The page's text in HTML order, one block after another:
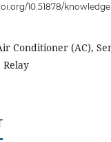
10.51878/
Conditioner (AC),
Relay